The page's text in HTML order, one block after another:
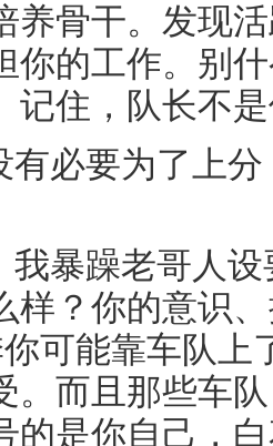
养骨干。发现
你的工作。别
记住，队长不
有必要为了上
我暴躁老哥人
样？你的意识
可能靠车队
。而且那些车
的是你自己，